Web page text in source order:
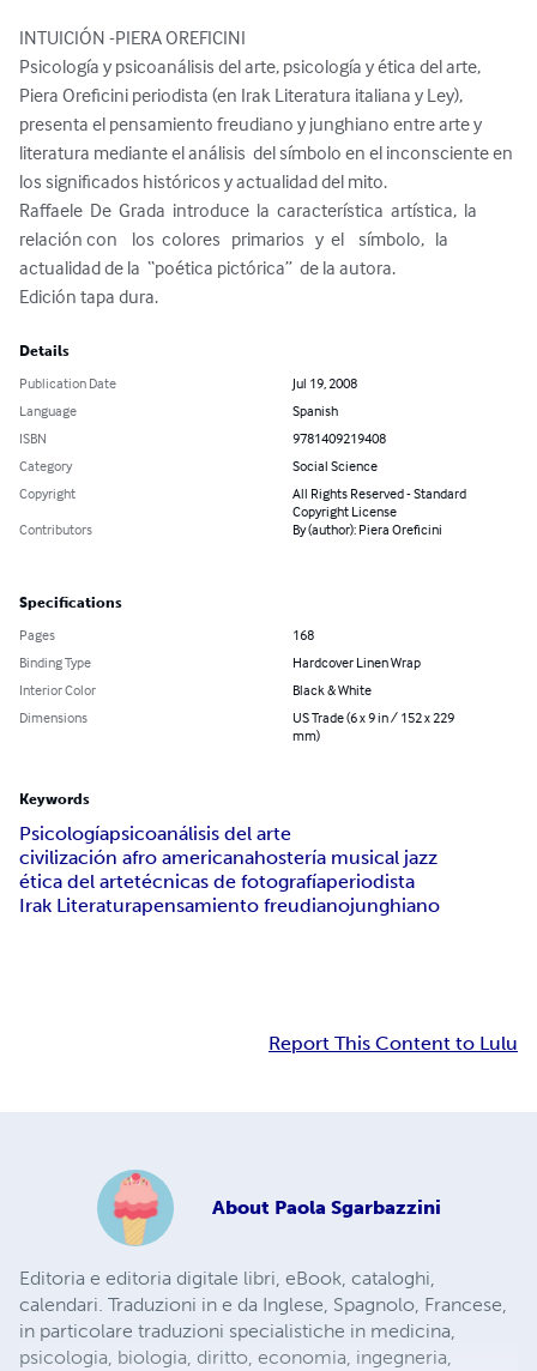
INTUICIÓN -PIERA OREFICINI
Psicología y psicoanálisis del arte, psicología y ética del arte,
Piera Oreficini periodista (en Irak Literatura italiana y Ley),
presenta el pensamiento freudiano y junghiano entre arte y
literatura mediante el análisis  del símbolo en el inconsciente en
los significados históricos y actualidad del mito.
Raffaele  De  Grada  introduce  la  característica  artística,  la
relación con    los  colores   primarios   y  el    símbolo,   la
actualidad de la  “poética pictórica”  de la autora.
Edición tapa dura.
Details
Publication Date
Jul 19, 2008
Language
Spanish
ISBN
9781409219408
Category
Social Science
Copyright
All Rights Reserved - Standard
Copyright License
Contributors
By (author): Piera Oreficini
Specifications
Pages
168
Binding Type
Hardcover Linen Wrap
Interior Color
Black & White
Dimensions
US Trade (6 x 9 in / 152 x 229
mm)
Keywords
Psicologíapsicoanálisis del arte
civilización afro americanahostería musical jazz
ética del artetécnicas de fotografíaperiodista
Irak Literaturapensamiento freudianojunghiano
Report This Content to Lulu
About Paola Sgarbazzini
Editoria e editoria digitale libri, eBook, cataloghi,
calendari. Traduzioni in e da Inglese, Spagnolo, Francese,
in particolare traduzioni specialistiche in medicina,
psicologia, biologia, diritto, economia, ingegneria,